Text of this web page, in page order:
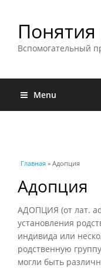
Понятия
Вспомогательный
Menu
Вы здесь
Главная » Адопция
Адопция
АДОПЦИЯ (от лат.
установления
индивида или
родственную
могли быть